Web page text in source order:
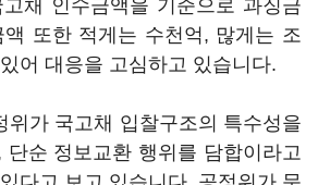
채 인수금액을 기준으로 과징금
또한 적게는 수천억, 많게는 조
어 대응을 고심하고 있습니다.
위가 국고채 입찰구조의 특수성을
단순 정보교환 행위를 담합이라고